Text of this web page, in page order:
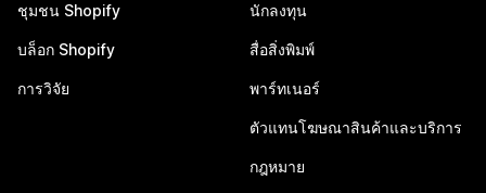
ชุมชน Shopify
บล็อก Shopify
การวิจัย
นักลงทุน
สื่อสิ่งพิมพ์
พาร์ทเนอร์
ตัวแทนโฆษณาสินค้าและบริการ
กฎหมาย